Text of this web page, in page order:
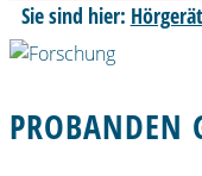
Sie sind hier:
PROBANDEN